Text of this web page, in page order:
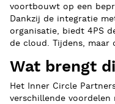
voortbouwt op een
Dankzij de integratie
organisatie, biedt 4PS
de cloud. Tijdens, maar
Wat brengt
Het Inner Circle
verschillende voordelen